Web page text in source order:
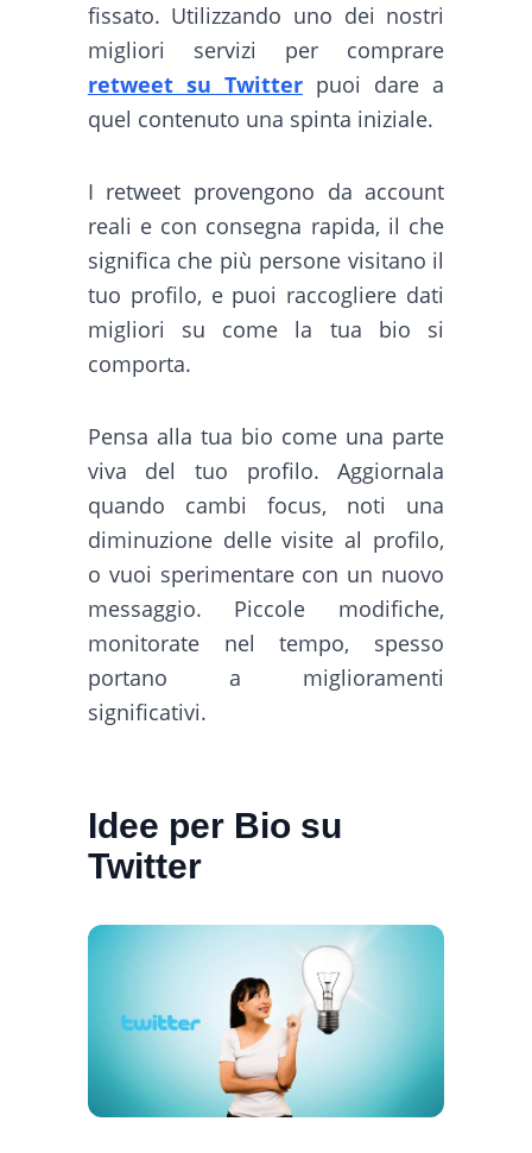
fissato. Utilizzando uno dei nostri
migliori servizi per comprare
retweet su Twitterpuoi dare a
quel contenuto una spinta iniziale.
I retweet provengono da account
reali e con consegna rapida, il che
significa che più persone visitano il
tuo profilo, e puoi raccogliere dati
migliori su come la tua bio si
comporta.
Pensa alla tua bio come una parte
viva del tuo profilo. Aggiornala
quando cambi focus, noti una
diminuzione delle visite al profilo,
o vuoi sperimentare con un nuovo
messaggio. Piccole modifiche,
monitorate nel tempo, spesso
portano a miglioramenti
significativi.
Idee per Bio su
Twitter